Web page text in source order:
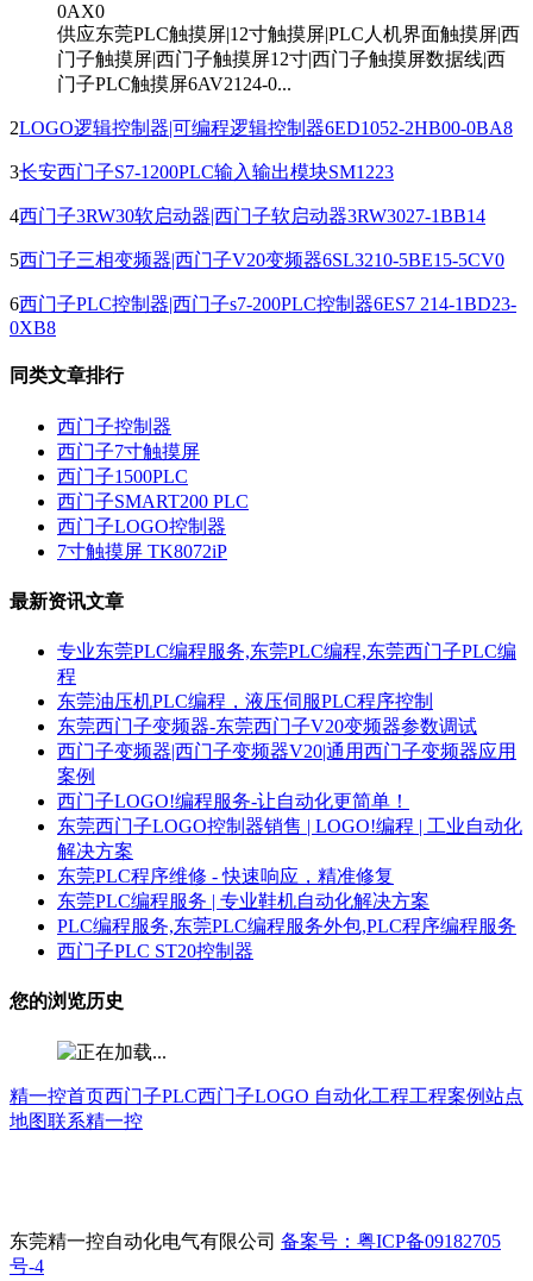
0AX0
供应东莞PLC触摸屏|12寸触摸屏|PLC人机界面触摸屏|西
门子触摸屏|西门子触摸屏12寸|西门子触摸屏数据线|西
门子PLC触摸屏6AV2124-0...
2LOGO逻辑控制器|可编程逻辑控制器6ED1052-2HB00-0BA8
3长安西门子S7-1200PLC输入输出模块SM1223
4西门子3RW30软启动器|西门子软启动器3RW3027-1BB14
5西门子三相变频器|西门子V20变频器6SL3210-5BE15-5CV0
6西门子PLC控制器|西门子s7-200PLC控制器6ES7 214-1BD23-
0XB8
同类文章排行
西门子控制器
西门子7寸触摸屏
西门子1500PLC
西门子SMART200 PLC
西门子LOGO控制器
7寸触摸屏 TK8072iP
最新资讯文章
专业东莞PLC编程服务,东莞PLC编程,东莞西门子PLC编
程
东莞油压机PLC编程，液压伺服PLC程序控制
东莞西门子变频器-东莞西门子V20变频器参数调试
西门子变频器|西门子变频器V20|通用西门子变频器应用
案例
西门子LOGO!编程服务-让自动化更简单！
东莞西门子LOGO控制器销售 | LOGO!编程 | 工业自动化
解决方案
东莞PLC程序维修 - 快速响应，精准修复
东莞PLC编程服务 | 专业鞋机自动化解决方案
PLC编程服务,东莞PLC编程服务外包,PLC程序编程服务
西门子PLC ST20控制器
您的浏览历史
精一控首页西门子PLC西门子LOGO 自动化工程工程案例站点
地图联系精一控
东莞精一控自动化电气有限公司 备案号：粤ICP备09182705
号-4